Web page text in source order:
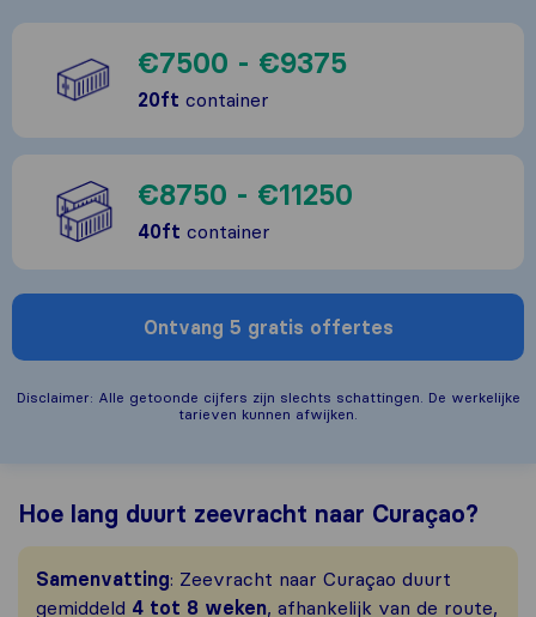
€7500 - €9375
20ft container
€8750 - €11250
40ft container
Disclaimer: Alle getoonde cijfers zijn slechts schattingen. De werkelijke
tarieven kunnen afwijken.
Ontvang 5 gratis offertes
Hoe lang duurt zeevracht naar Curaçao?
Samenvatting: Zeevracht naar Curaçao duurt
gemiddeld 4 tot 8 weken, afhankelijk van de route,